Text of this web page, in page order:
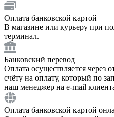
Оплата банковской картой
В магазине или курьеру при
терминал.
Банковский перевод
Оплата осуществляется через
счёту на оплату, который по
наш менеджер на e-mail
Оплата банковской картой